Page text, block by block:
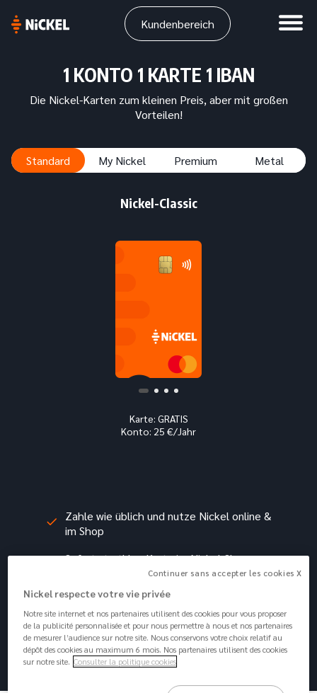
Kundenbereich
1 KONTO 1 KARTE 1 IBAN
Die Nickel-Karten zum kleinen Preis, aber mit großen
Vorteilen!
Standard My Nickel Premium Metal
Nickel-Classic
Karte: GRATIS
Konto: 25 €/Jahr
Zahle wie üblich und nutze Nickel online &
im Shop
Sofort startklar: Karte im Nickel-Shop
mitnehmen und loslegen!
Mehr erfahren
Konto eröffnen
Continuer sans accepter les cookies X
Nickel respecte votre vie privée
Notre site internet et nos partenaires utilisent des cookies pour vous proposer
de la publicité personnalisée et pour nous permettre à nous et nos partenaires
de mesurer l’audience sur notre site. Nous conservons votre choix relatif au
dépôt des cookies au maximum 6 mois. Nos partenaires utilisent des cookies
sur notre site. Consulter la politique cookies